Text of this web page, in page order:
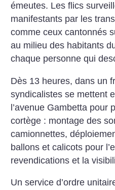
émeutes. Les flics
manifestants par les
comme ceux cantonnés
au milieu des habitants
chaque personne qui
Dès 13 heures, dans un
syndicalistes se mettent
l’avenue Gambetta pour
cortège : montage des
camionnettes,
ballons et calicots pour
revendications et la
Un service d’ordre